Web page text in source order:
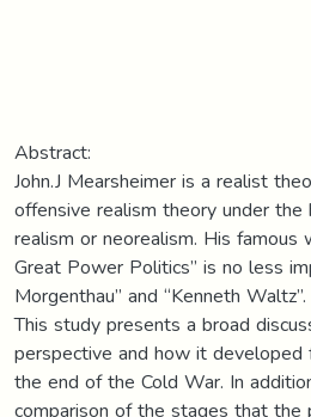
Abstract:
John.J Mearsheimer is a realist
offensive realism theory under
realism or neorealism. His famous
Great Power Politics” is no less
Morgenthau” and “Kenneth Waltz”.
This study presents a broad
perspective and how it
the end of the Cold War. In